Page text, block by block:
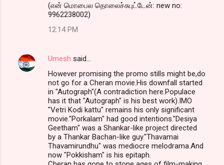
(என் மொபைல தொலைச்சுபுட்டேன்: new no:
9962238002)
12:14 PM
Umesh said…
However promising the promo stills might be,do
not go for a Cheran movie.His downfall started
in "Autograph"(A contradiction here.Populace
has it that "Autograph" is his best work).IMO
"Vetri Kodi kattu" remains his only significant
movie."Porkalam" had good intentions."Desiya
Geetham" was a Shankar-like project directed
by a Thankar Bachan-like guy."Thavamai
Thavamirundhu" was mediocre melodrama.And
now "Pokkisham" is his epitaph.